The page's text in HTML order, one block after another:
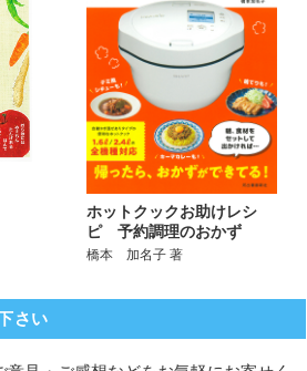
ホットクックお助けレシ
ピ 予約調理のおかず
橋本 加名子 著
さい